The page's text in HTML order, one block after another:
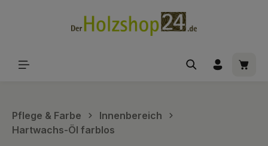
Pflege & Farbe
Innenbereich
Hartwachs-Öl farblos